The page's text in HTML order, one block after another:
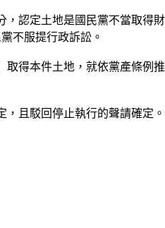
認定土地是國民黨不當取得
不服提行政訴訟。
得本件土地，就依黨產條例
且駁回停止執行的聲請確定